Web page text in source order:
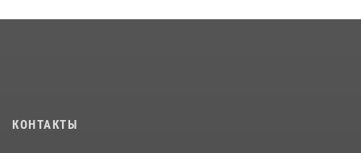
на III Международном петербургском цифровом форуме
КОНТАКТЫ